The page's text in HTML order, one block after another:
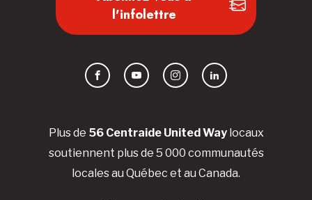
Plus de 56 Centraide United Waylocaux
soutiennent plus de 5 000 communautés
locales au Québec et au Canada.
l'infolettre
FacebookYouTubeInstagramLinkedIn